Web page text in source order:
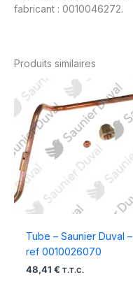
fabricant : 0010046272.
Produits similaires
Tube – Saunier Duval –
ref 0010026070
48,41 € T.T.C.